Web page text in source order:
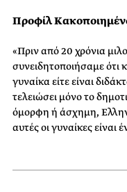
Προφίλ
«Πριν από 20 χρόνια
συνειδητοποιήσαμε ότι
γυναίκα είτε είναι
τελειώσει μόνο το
όμορφη ή άσχημη,
αυτές οι γυναίκες είναι